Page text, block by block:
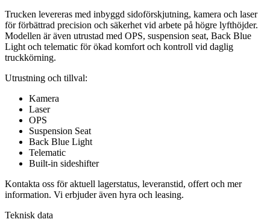
Trucken levereras med inbyggd sidoförskjutning, kamera och laser
för förbättrad precision och säkerhet vid arbete på högre lyfthöjder.
Modellen är även utrustad med OPS, suspension seat, Back Blue
Light och telematic för ökad komfort och kontroll vid daglig
truckkörning.
Utrustning och tillval:
Kamera
Laser
OPS
Suspension Seat
Back Blue Light
Telematic
Built-in sideshifter
Kontakta oss för aktuell lagerstatus, leveranstid, offert och mer
information. Vi erbjuder även hyra och leasing.
Teknisk data